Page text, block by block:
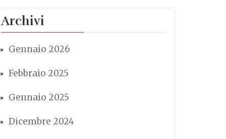
Archivi
Gennaio 2026
Febbraio 2025
Gennaio 2025
Dicembre 2024